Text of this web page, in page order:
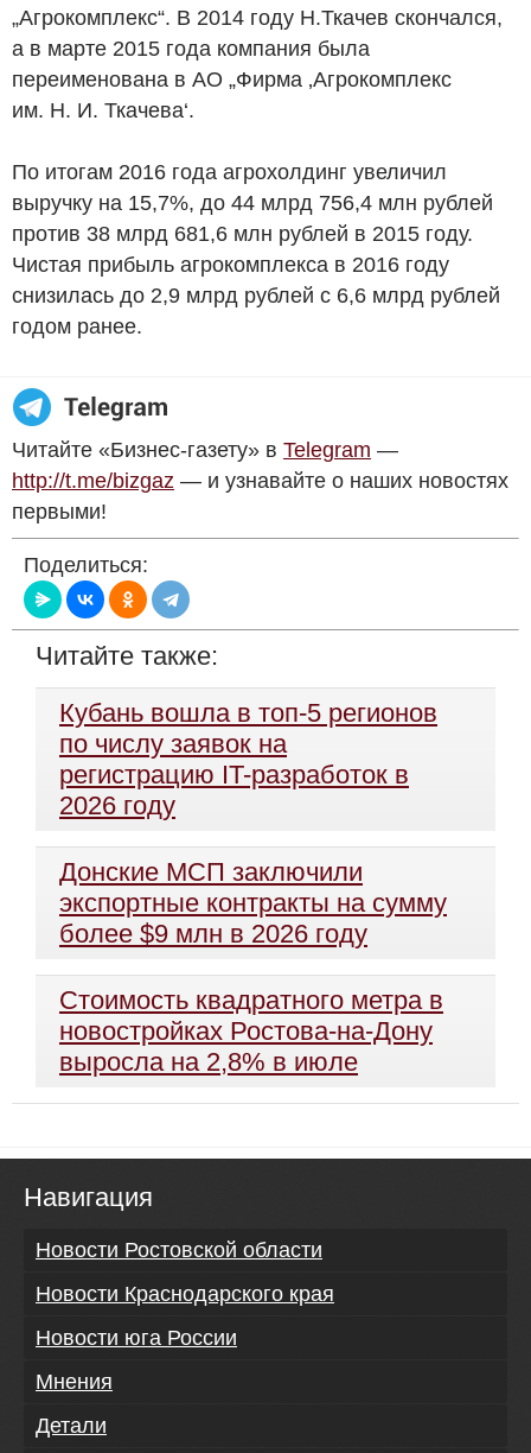
„Агрокомплекс“. В 2014 году Н.Ткачев скончался,
а в марте 2015 года компания была
переименована в АО „Фирма ‚Агрокомплекс
им. Н. И. Ткачева‘.
По итогам 2016 года агрохолдинг увеличил
выручку на 15,7%, до 44 млрд 756,4 млн рублей
против 38 млрд 681,6 млн рублей в 2015 году.
Чистая прибыль агрокомплекса в 2016 году
снизилась до 2,9 млрд рублей с 6,6 млрд рублей
годом ранее.
Читайте «Бизнес-газету» в Telegram —
http://t.me/bizgaz — и узнавайте о наших новостях
первыми!
Поделиться:
Читайте также:
Кубань вошла в топ-5 регионов
по числу заявок на
регистрацию IT-разработок в
2026 году
Донские МСП заключили
экспортные контракты на сумму
более $9 млн в 2026 году
Стоимость квадратного метра в
новостройках Ростова-на-Дону
выросла на 2,8% в июле
Навигация
Новости Ростовской области
Новости Краснодарского края
Новости юга России
Мнения
Детали